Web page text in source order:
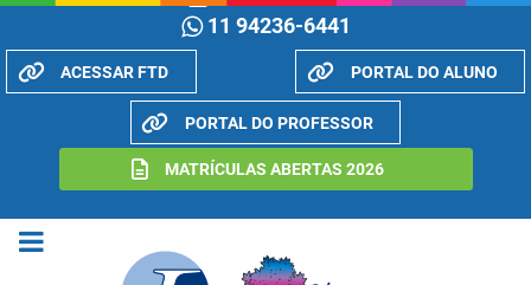
11 94236-6441
ACESSAR FTD PORTAL DO ALUNO
PORTAL DO PROFESSOR
MATRÍCULAS ABERTAS 2026